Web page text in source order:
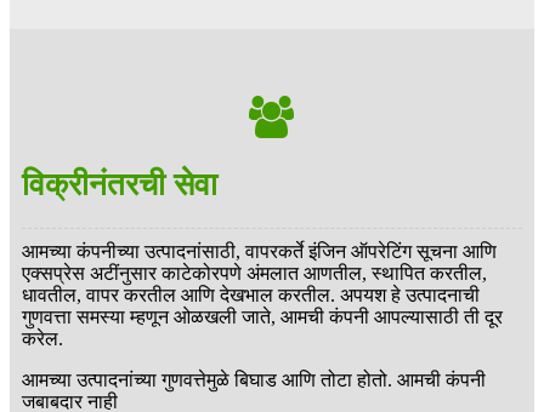
विक्रीनंतरची सेवा
आमच्या कंपनीच्या उत्पादनांसाठी, वापरकर्ते इंजिन ऑपरेटिंग सूचना आणि
एक्सप्रेस अटींनुसार काटेकोरपणे अंमलात आणतील, स्थापित करतील,
धावतील, वापर करतील आणि देखभाल करतील. अपयश हे उत्पादनाची
गुणवत्ता समस्या म्हणून ओळखली जाते, आमची कंपनी आपल्यासाठी ती दूर
करेल.
आमच्या उत्पादनांच्या गुणवत्तेमुळे बिघाड आणि तोटा होतो. आमची कंपनी
जबाबदार नाही